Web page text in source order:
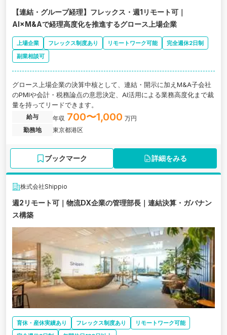
【連結・グループ経理】フレックス・週1リモート可｜
AI×M&Aで経理高度化を推進するグロース上場企業
上場企業 フレックス制度あり リモートワーク可能
完全週休2日制
副業相談可
グロース上場企業の決算中核として、連結・開示に加えM&A子会社
のPMIや会計・税務論点の意思決定、AI活用による業務高度化まで裁
量を持ってリードできます。
給与 年収 700〜1,000 万円
勤務地
東京都港区
ブックマーク 詳細をみる
株式会社Shippio
週2リモート可｜物流DX企業の管理部長｜連結決算・ガバナン
ス構築
育休・産休実績あり フレックス制度あり
リモートワーク可能